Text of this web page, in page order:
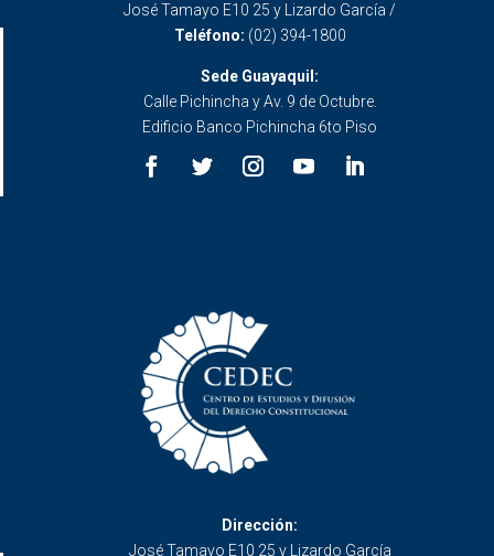
José Tamayo E10 25 y Lizardo García /
Teléfono: (02) 394-1800
Sede Guayaquil:
Calle Pichincha y Av. 9 de Octubre.
Edificio Banco Pichincha 6to Piso
Dirección:
José Tamayo E10 25 y Lizardo García